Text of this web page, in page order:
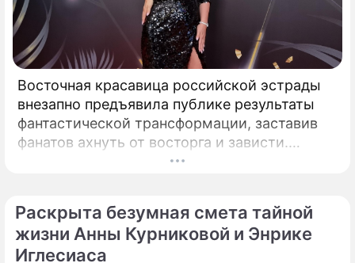
Восточная красавица российской эстрады
внезапно предъявила публике результаты
фантастической трансформации, заставив
фанатов ахнуть от восторга и зависти.
Знаменитая певица Жасмин всегда
спровоцировали настоящую бурю в Сети.
Раскрыта безумная смета тайной
жизни Анны Курниковой и Энрике
Иглесиаса